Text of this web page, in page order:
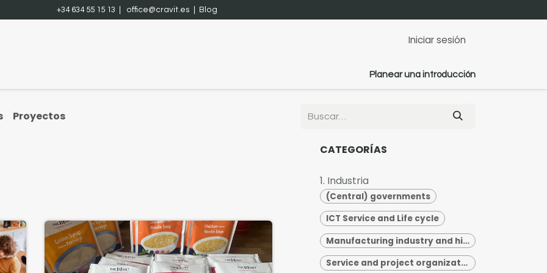
+34 634 55 15 13 | office@cravit.es Blog
Iniciar sesión
Planear una introducción
Proyectos
CATEGORÍAS
1. Industria
(Central) governments
ICT Service and Life cycle
Manufacturing industry and high-tech
Service and project organizations